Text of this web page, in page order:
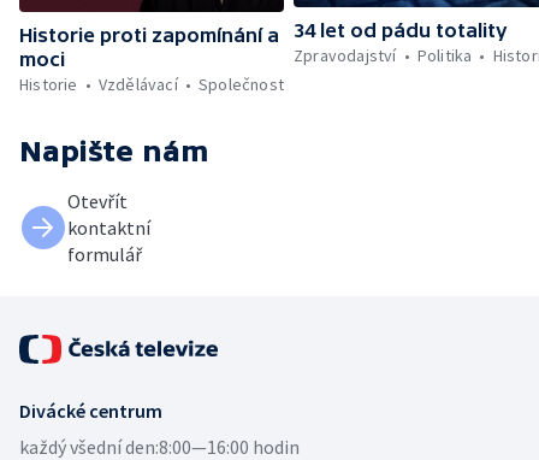
Historie proti zapomínání a
moci
Historie
Vzdělávací Společnost
34 let od pádu totality
Zpravodajství
Politika
Napište nám
Otevřít
kontaktní
formulář
Divácké centrum
každý všední den:8:00—16:00 hodin